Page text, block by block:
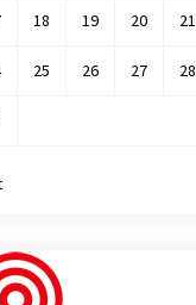
18 19 20 21
25 26 27 28